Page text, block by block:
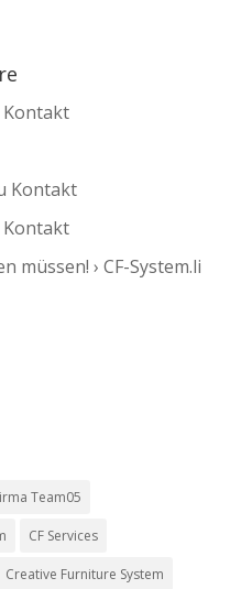
Kontakt
Kontakt
Kontakt
müssen! › CF-System.li
Team05
CF Services
Creative Furniture System